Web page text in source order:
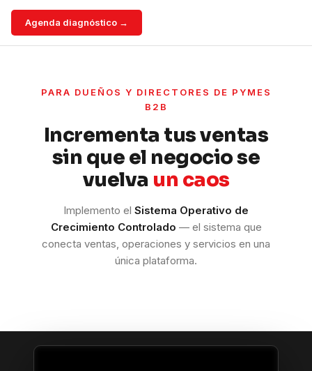
Agenda diagnóstico →
PARA DUEÑOS Y DIRECTORES DE PYMES
B2B
Incrementa tus ventas
sin que el negocio se
vuelva un caos
Implemento el Sistema Operativo de
Crecimiento Controlado — el sistema que
conecta ventas, operaciones y servicios en una
única plataforma.